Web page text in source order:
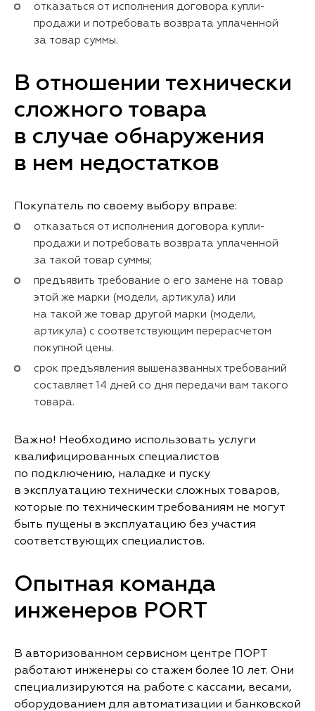
отказаться от исполнения договора купли-
продажи и потребовать возврата уплаченной
за товар суммы.
В отношении технически
сложного товара
в случае обнаружения
в нем недостатков
Покупатель по своему выбору вправе:
отказаться от исполнения договора купли-
продажи и потребовать возврата уплаченной
за такой товар суммы;
предъявить требование о его замене на товар
этой же марки (модели, артикула) или
на такой же товар другой марки (модели,
артикула) с соответствующим перерасчетом
покупной цены.
срок предъявления вышеназванных требований
составляет 14 дней со дня передачи вам такого
товара.
Важно! Необходимо использовать услуги
квалифицированных специалистов
по подключению, наладке и пуску
в эксплуатацию технически сложных товаров,
которые по техническим требованиям не могут
быть пущены в эксплуатацию без участия
соответствующих специалистов.
Опытная команда
инженеров PORT
В авторизованном сервисном центре ПОРТ
работают инженеры со стажем более 10 лет. Они
специализируются на работе с кассами, весами,
оборудованием для автоматизации и банковской